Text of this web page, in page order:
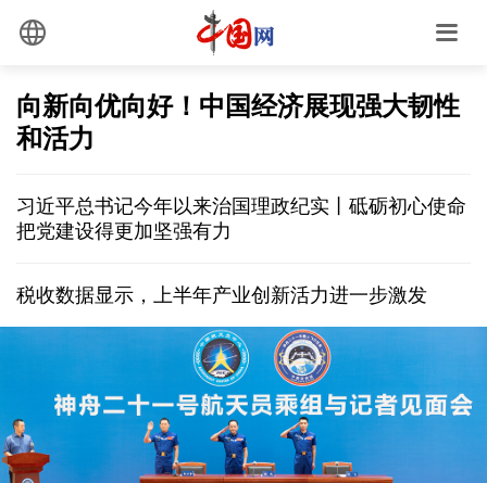
向新向优向好！中国经济展现强大韧性
和活力
习近平总书记今年以来治国理政纪实丨砥砺初心使命
把党建设得更加坚强有力
税收数据显示，上半年产业创新活力进一步激发